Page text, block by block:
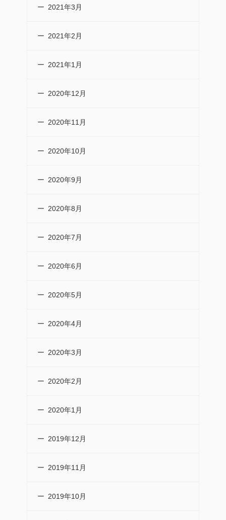
2021年3月
2021年2月
2021年1月
2020年12月
2020年11月
2020年10月
2020年9月
2020年8月
2020年7月
2020年6月
2020年5月
2020年4月
2020年3月
2020年2月
2020年1月
2019年12月
2019年11月
2019年10月